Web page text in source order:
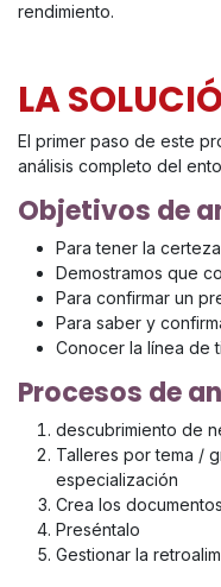
rendimiento.
LA
El primer paso de este
análisis completo del
Objetivos de
Para tener la
Demostramos que
Para confirmar un
Para saber y
Conocer la línea de
Procesos de
descubrimiento de
Talleres por tema /
especialización
Crea los
Preséntalo
Gestionar la